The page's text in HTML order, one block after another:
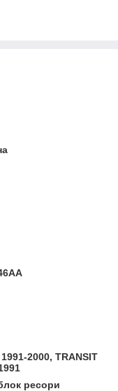
2000, TRANSIT
ресори